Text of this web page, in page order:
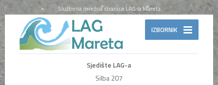
Službena mrežna stranica LAG-a Mareta
IZBORNIK
Sjedište LAG-a
Silba 207